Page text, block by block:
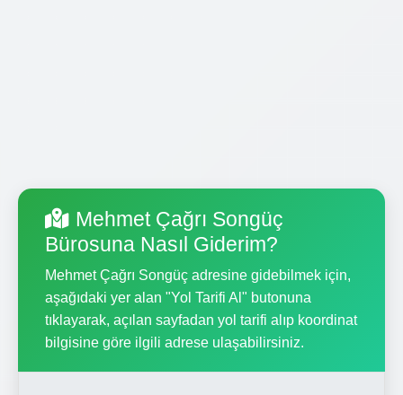
Mehmet Çağrı Songüç
Bürosuna Nasıl Giderim?
Mehmet Çağrı Songüç adresine gidebilmek için,
aşağıdaki yer alan "Yol Tarifi Al" butonuna
tıklayarak, açılan sayfadan yol tarifi alıp koordinat
bilgisine göre ilgili adrese ulaşabilirsiniz.